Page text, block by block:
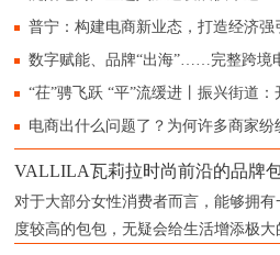
普宁：构建电商新业态，打造经济强
数字赋能、品牌“出海”……完整跨境电商
“茌”骋飞跃 “平”流缓进丨振兴街道：开展
电商出什么问题了？为何许多商家纷纷退
VALLILA瓦莉拉时尚前沿的品牌
对于大部分女性消费者而言，能够拥
度较高的包包，无疑会给生活增添极